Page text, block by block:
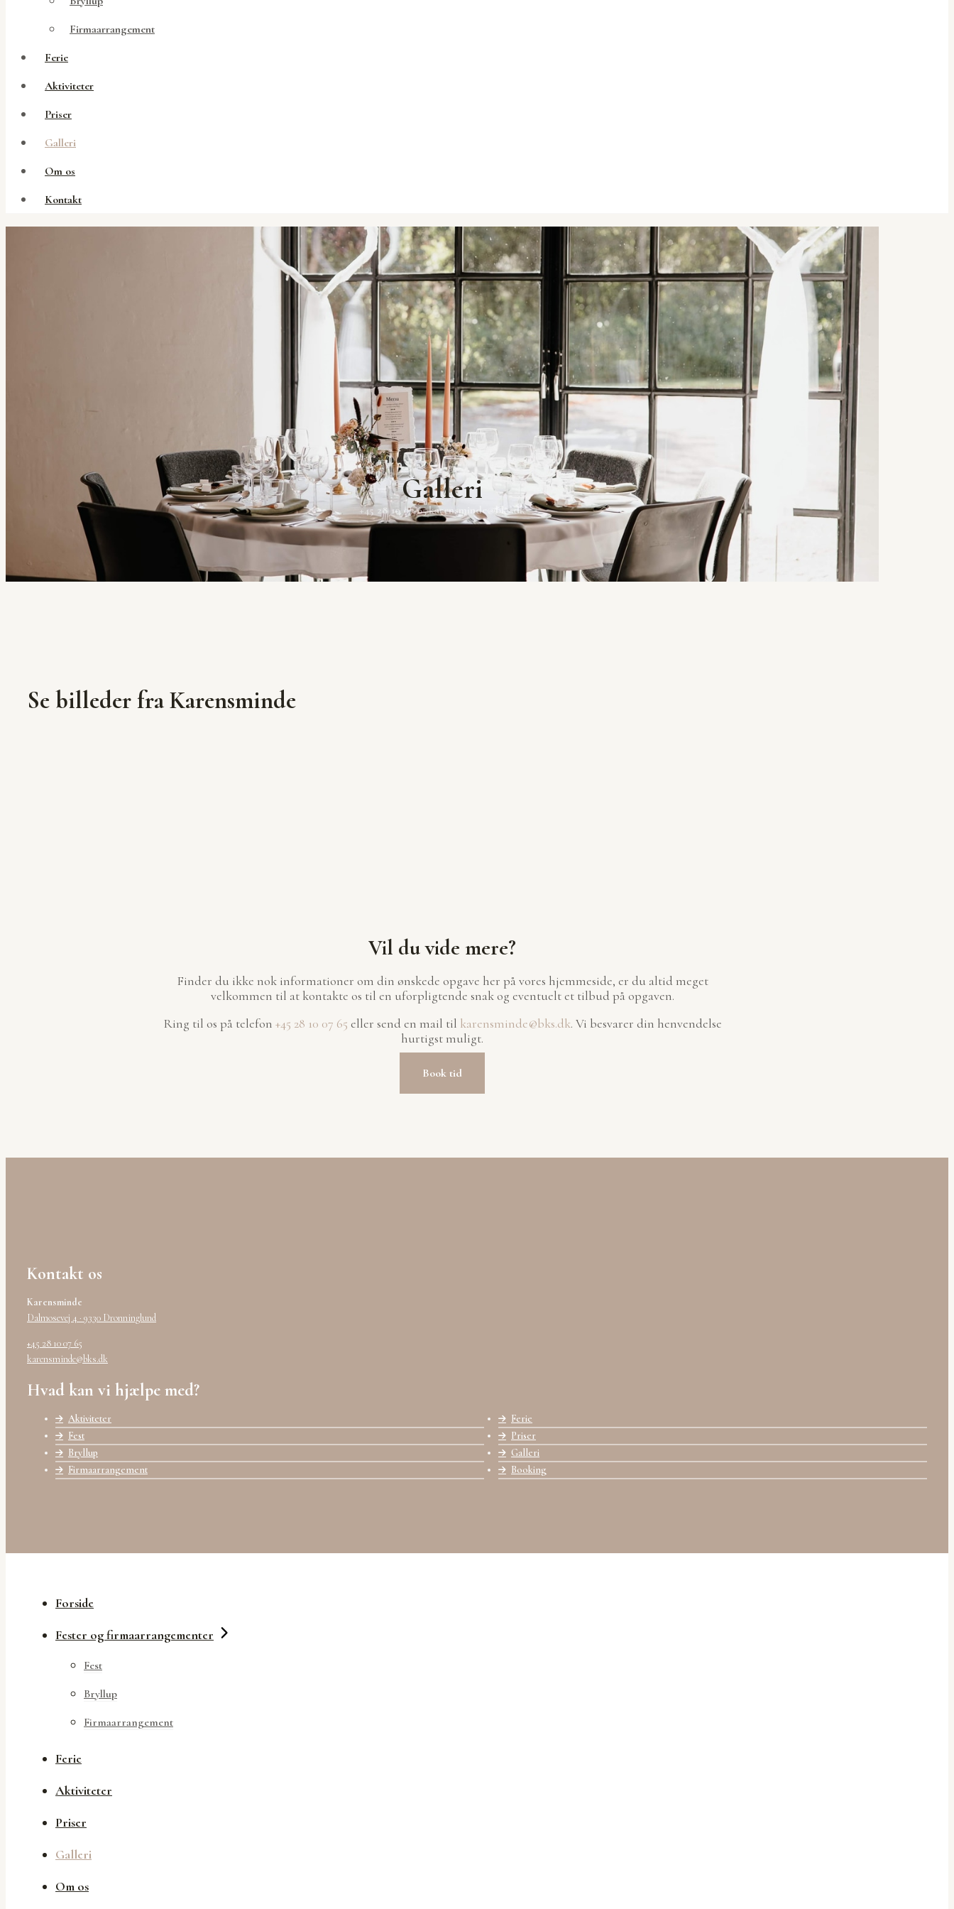
Firmaarrangement
Ferie
Aktiviteter
Priser
Galleri
Om os
Kontakt
Galleri
+45 28 10 07 65karensminde@bks.dk
Se billeder fra Karensminde
Vil du vide mere?
Finder du ikke nok informationer om din ønskede opgave her på vores hjemmeside, er du altid meget
velkommen til at kontakte os til en uforpligtende snak og eventuelt et tilbud på opgaven.
Ring til os på telefon +45 28 10 07 65 eller send en mail til karensminde@bks.dk. Vi besvarer din henvendelse
hurtigst muligt.
Book tid
Kontakt os
Karensminde
Dalmosevej 4 · 9330 Dronninglund
+45 28 10 07 65
karensminde@bks.dk
Hvad kan vi hjælpe med?
Aktiviteter
Fest
Bryllup
Firmaarrangement
Ferie
Priser
Galleri
Booking
Forside
Fester og firmaarrangementer
Fest
Bryllup
Firmaarrangement
Ferie
Aktiviteter
Priser
Galleri
Om os